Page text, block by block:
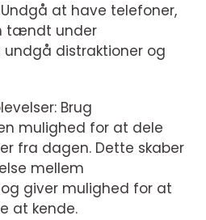
at have telefoner,
tændt under
distraktioner og
Brug
mulighed for at dele
fra dagen. Dette skaber
mellem
giver mulighed for at
at kende.